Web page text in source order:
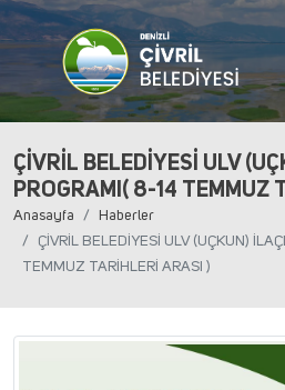
ÇİVRİL BELEDİYESİ ULV
PROGRAMI( 8-14 TEMMUZ
Anasayfa
Haberler
ÇİVRİL BELEDİYESİ ULV (UÇKUN)
TEMMUZ TARİHLERİ ARASI )